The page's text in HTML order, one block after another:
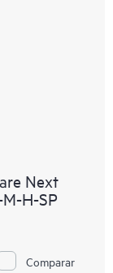
Next
H-SP
Comparar